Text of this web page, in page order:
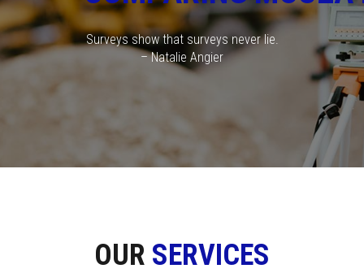
Surveys show that surveys never lie.
– Natalie Angier
OUR SERVICES